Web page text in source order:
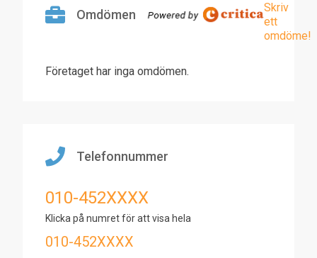
Omdömen
Skriv
ett
omdöme!
Företaget har inga omdömen.
Telefonnummer
010-452XXXX
Klicka på numret för att visa hela
010-452XXXX